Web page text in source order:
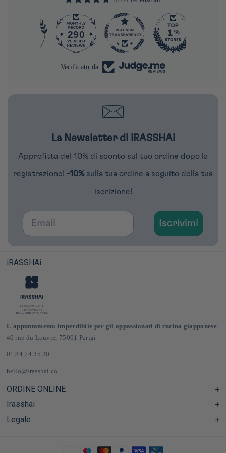
4284 290
Verificato da
La Newsletter di iRASSHAi
Approfitta del 10% di sconto sul tuo ordine dopo la
registrazione! -10% sulla tua ordine a seguito della tua
iscrizione!
Email
Iscrivimi
iRASSHAi
L'appuntamento imperdibile per gli appassionati di cucina giapponese
40 rue du Louvre, 75001 Parigi
01 84 74 35 30
hello@irasshai.co
ORDINE ONLINE
Centro assistenza e Domande frequenti
Consegna e spese di spedizione in Francia e in Europa
Irasshai
Orari di apertura al numero 40 di rue du Louvre, Parigi
Legale